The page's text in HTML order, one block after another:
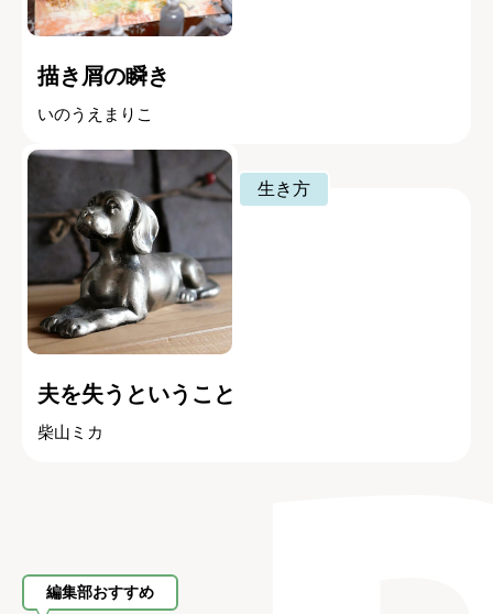
描き屑の瞬き
いのうえまりこ
生き方
夫を失うということ
柴山ミカ
編集部おすすめ